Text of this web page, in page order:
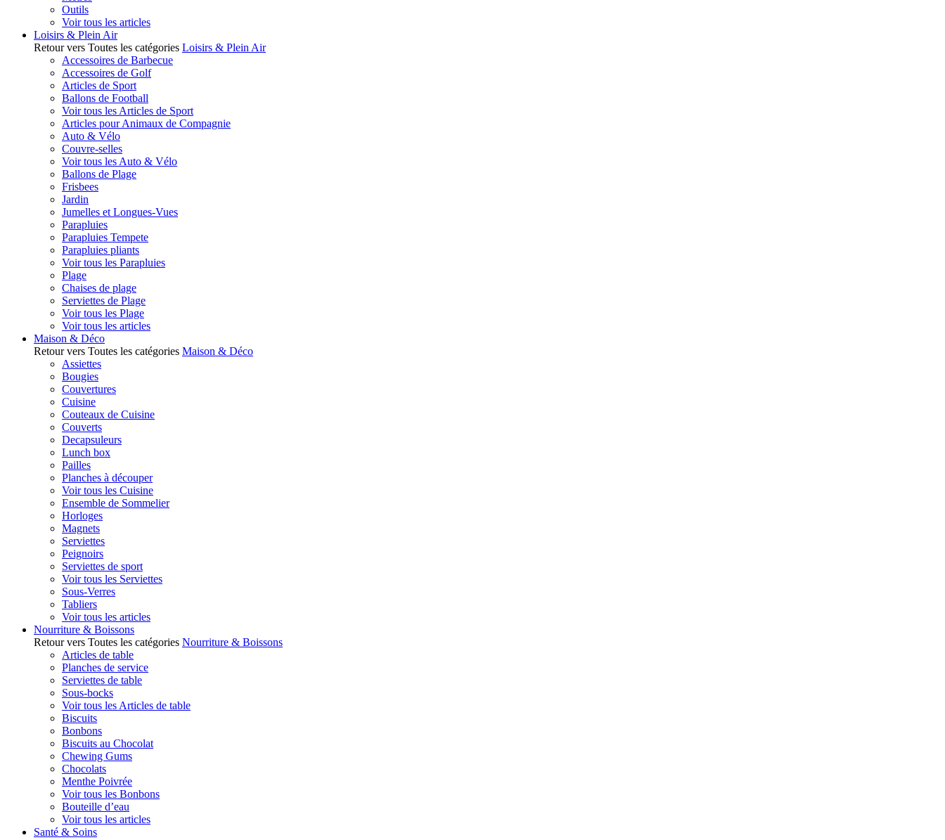
Outils
Voir tous les articles
Loisirs & Plein Air
Retour vers Toutes les catégories Loisirs & Plein Air
Accessoires de Barbecue
Accessoires de Golf
Articles de Sport
Ballons de Football
Voir tous les Articles de Sport
Articles pour Animaux de Compagnie
Auto & Vélo
Couvre-selles
Voir tous les Auto & Vélo
Ballons de Plage
Frisbees
Jardin
Jumelles et Longues-Vues
Parapluies
Parapluies Tempete
Parapluies pliants
Voir tous les Parapluies
Plage
Chaises de plage
Serviettes de Plage
Voir tous les Plage
Voir tous les articles
Maison & Déco
Retour vers Toutes les catégories Maison & Déco
Assiettes
Bougies
Couvertures
Cuisine
Couteaux de Cuisine
Couverts
Decapsuleurs
Lunch box
Pailles
Planches à découper
Voir tous les Cuisine
Ensemble de Sommelier
Horloges
Magnets
Serviettes
Peignoirs
Serviettes de sport
Voir tous les Serviettes
Sous-Verres
Tabliers
Voir tous les articles
Nourriture & Boissons
Retour vers Toutes les catégories Nourriture & Boissons
Articles de table
Planches de service
Serviettes de table
Sous-bocks
Voir tous les Articles de table
Biscuits
Bonbons
Biscuits au Chocolat
Chewing Gums
Chocolats
Menthe Poivrée
Voir tous les Bonbons
Bouteille d’eau
Voir tous les articles
Santé & Soins